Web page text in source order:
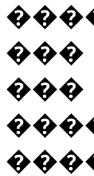
���